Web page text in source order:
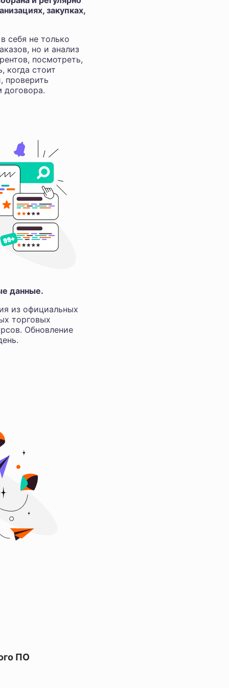
закупках,
себя не только
но и анализ
посмотреть,
когда стоит
проверить
договора.
данные.
из официальных
торговых
Обновление
ПО